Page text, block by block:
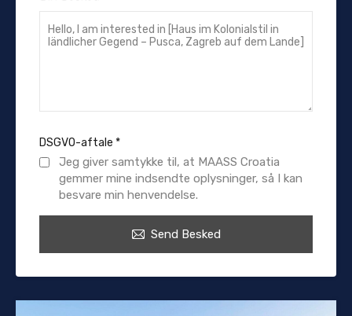
DSGVO-aftale *
Jeg giver samtykke til, at MAASS Croatia
gemmer mine indsendte oplysninger, så I kan
besvare min henvendelse.
Send Besked